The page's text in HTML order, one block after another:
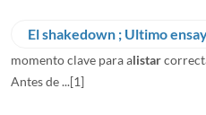
El shakedown ; Ultimo
momento clave para alistar
Antes de ...[1]